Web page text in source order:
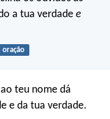
a tua verdade e
oração
teu nome dá
e da tua verdade.